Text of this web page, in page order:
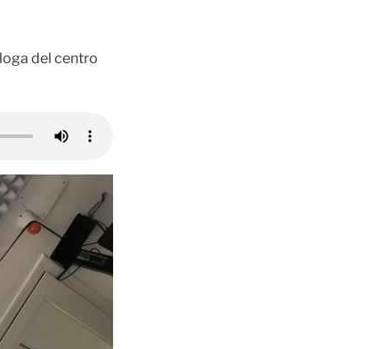
del centro